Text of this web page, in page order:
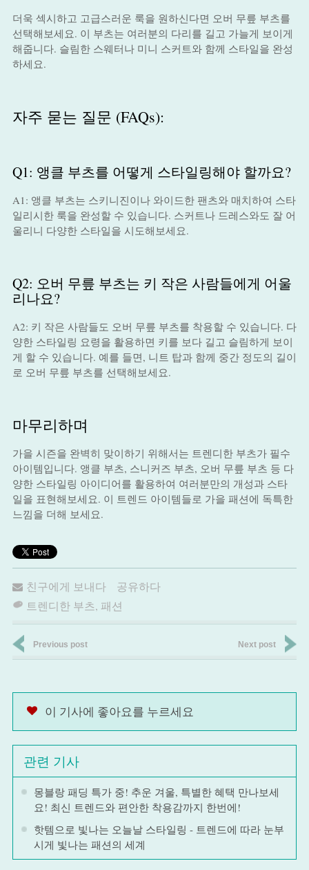
더욱 섹시하고 고급스러운 룩을 원하신다면 오버 무릎 부츠를
선택해보세요. 이 부츠는 여러분의 다리를 길고 가늘게 보이게
해줍니다. 슬림한 스웨터나 미니 스커트와 함께 스타일을 완성
하세요.
자주 묻는 질문 (FAQs):
Q1: 앵클 부츠를 어떻게 스타일링해야 할까요?
A1: 앵클 부츠는 스키니진이나 와이드한 팬츠와 매치하여 스타
일리시한 룩을 완성할 수 있습니다. 스커트나 드레스와도 잘 어
울리니 다양한 스타일을 시도해보세요.
Q2: 오버 무릎 부츠는 키 작은 사람들에게 어울
리나요?
A2: 키 작은 사람들도 오버 무릎 부츠를 착용할 수 있습니다. 다
양한 스타일링 요령을 활용하면 키를 보다 길고 슬림하게 보이
게 할 수 있습니다. 예를 들면, 니트 탑과 함께 중간 정도의 길이
로 오버 무릎 부츠를 선택해보세요.
마무리하며
가을 시즌을 완벽히 맞이하기 위해서는 트렌디한 부츠가 필수
아이템입니다. 앵클 부츠, 스니커즈 부츠, 오버 무릎 부츠 등 다
양한 스타일링 아이디어를 활용하여 여러분만의 개성과 스타
일을 표현해보세요. 이 트렌드 아이템들로 가을 패션에 독특한
느낌을 더해 보세요.
친구에게 보내다
공유하다
트렌디한 부츠, 패션
Previous post Next post
이 기사에 좋아요를 누르세요
관련 기사
몽블랑 패딩 특가 중! 추운 겨울, 특별한 혜택 만나보세
요! 최신 트렌드와 편안한 착용감까지 한번에!
핫템으로 빛나는 오늘날 스타일링 - 트렌드에 따라 눈부
시게 빛나는 패션의 세계